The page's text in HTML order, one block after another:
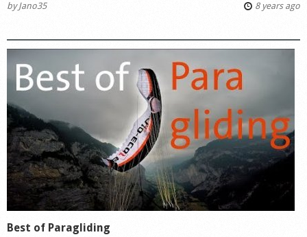
byJano35 8 years ago
Best of Paragliding